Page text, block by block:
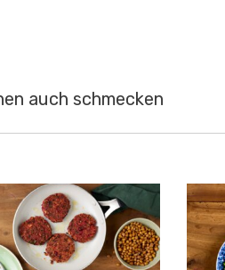
auch schmecken